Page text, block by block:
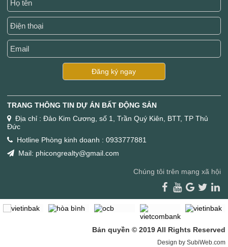
Đăng ký ngay
TRANG THÔNG TIN DỰ ÁN BẤT ĐỘNG SẢN
Địa chỉ : Đảo Kim Cương, số 1, Trần Quý Kiên, BTT, TP Thủ
Đức
Hotline Phòng kinh doanh : 0933777881
Mail: phicongrealty@gmail.com
Chúng tôi trên mạng xã hội
Bản quyền © 2019 All Rights Reserved
Design by SubiWeb.com